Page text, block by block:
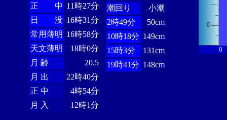
正 中 11時27分
日 没 16時31分
常用薄明 16時58分
天文薄明
18時0分
月 齢
20.5
月 出
22時40分
正 中
4時54分
月 入
12時1分
潮回り
小潮
2時49分
50cm
10時18分 149cm
15時3分
131cm
19時41分 148cm
0